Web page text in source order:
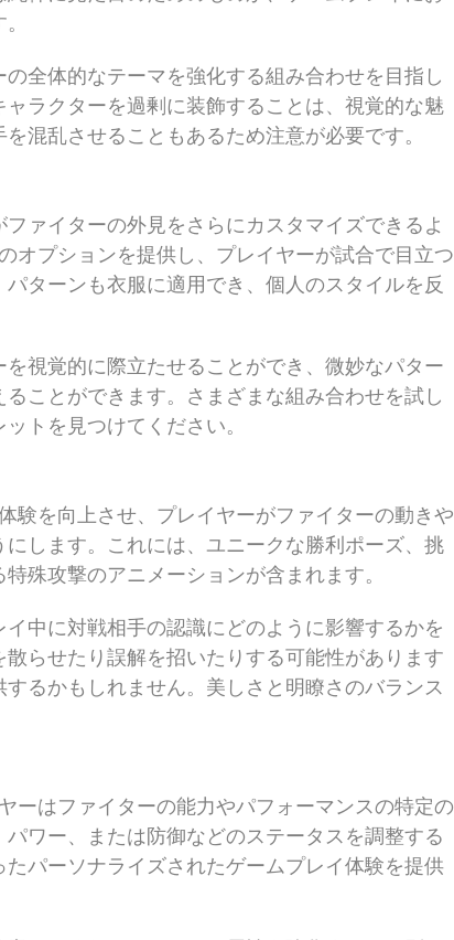
全体的なテーマを強化する組み合わせを目指し
ラクターを過剰に装飾することは、視覚的な魅
混乱させることもあるため注意が必要です。
ァイターの外見をさらにカスタマイズできるよ
オプションを提供し、プレイヤーが試合で目立つ
ターンも衣服に適用でき、個人のスタイルを反
視覚的に際立たせることができ、微妙なパター
ことができます。さまざまな組み合わせを試し
トを見つけてください。
験を向上させ、プレイヤーがファイターの動きや
します。これには、ユニークな勝利ポーズ、挑
殊攻撃のアニメーションが含まれます。
中に対戦相手の認識にどのように影響するかを
らせたり誤解を招いたりする可能性があります
るかもしれません。美しさと明瞭さのバランス
ーはファイターの能力やパフォーマンスの特定の
ワー、または防御などのステータスを調整する
パーソナライズされたゲームプレイ体験を提供